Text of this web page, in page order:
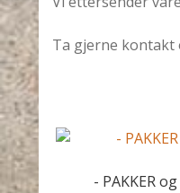
Ta gjerne kontakt
- PAKKER